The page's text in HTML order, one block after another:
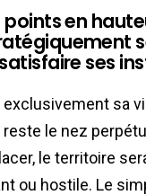
points en
ses
sa
reste le nez
le territoire
ou hostile. Le